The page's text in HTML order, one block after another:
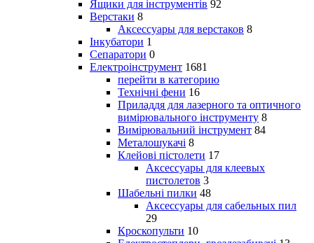
Ящики для інструментів 92
Верстаки 8
Аксессуары для верстаков 8
Інкубатори 1
Сепаратори 0
Електроінструмент 1681
перейти в категорию
Технічні фени 16
Приладдя для лазерного та оптичного
вимірювального інструменту 8
Вимірювальний інструмент 84
Металошукачі 8
Клейові пістолети 17
Аксессуары для клеевых
пистолетов 3
Шабельні пилки 48
Аксессуары для сабельных пил
29
Кроскопульти 10